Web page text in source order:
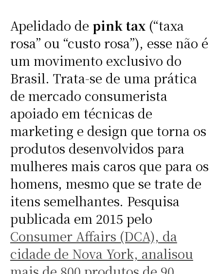
Apelidado de pink tax(“taxa
rosa” ou “custo rosa”), esse não é
um movimento exclusivo do
Brasil. Trata-se de uma prática
de mercado consumerista
apoiado em técnicas de
marketing e design que torna os
produtos desenvolvidos para
mulheres mais caros que para os
homens, mesmo que se trate de
itens semelhantes. Pesquisa
publicada em 2015 pelo
Consumer Affairs (DCA), da
cidade de Nova York, analisou